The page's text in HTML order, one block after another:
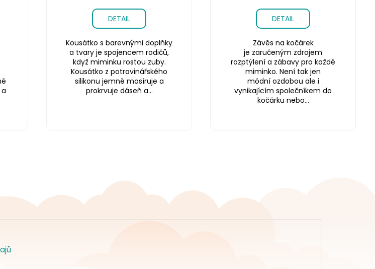
DETAIL
Kousátko s barevnými doplňky
a tvary je spojencem rodičů,
když miminku rostou zuby.
Kousátko z potravinářského
silikonu jemně masíruje a
prokrvuje dáseň a...
DETAIL
Závěs na kočárek
je zaručeným zdrojem
rozptýlení a zábavy pro každé
miminko. Není tak jen
módní ozdobou ale i
vynikajícím společníkem do
kočárku nebo...